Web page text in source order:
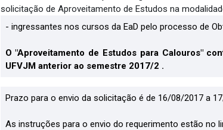
solicitação de Aproveitamento de Estudos na
- ingressantes nos cursos da EaD pelo processo de
O "Aproveitamento de Estudos para Calouros"
UFVJManterior ao semestre 2017/2 .
Prazo para o envio da solicitação é de 16/08/2017 a
As instruções para o envio do requerimento estão no